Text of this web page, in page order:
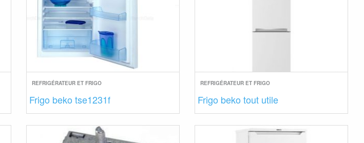
REFRIGÉRATEUR ET FRIGO
Frigo beko tse1231f
REFRIGÉRATEUR ET FRIGO
Frigo beko tout utile